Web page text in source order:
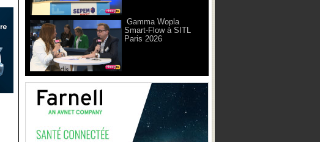
Gamma Wopla
Smart-Flow à SITL
Paris 2026